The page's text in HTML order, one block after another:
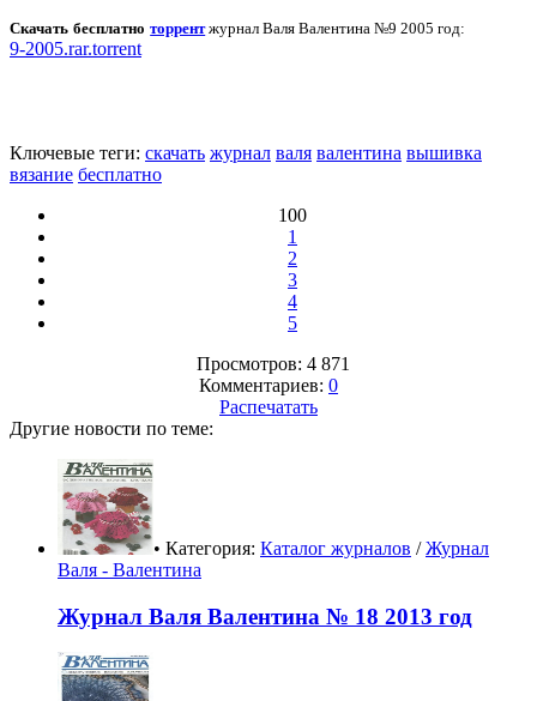
Скачать бесплатноторрентжурнал Валя Валентина №9 2005 год:
9-2005.rar.torrent
Ключевые теги: скачать журнал валя валентина вышивка
вязание бесплатно
100
1
2
3
4
5
Просмотров: 4 871
Комментариев: 0
Распечатать
Другие новости по теме:
• Категория: Каталог журналов /Журнал
Валя - Валентина
Журнал Валя Валентина № 18 2013 год